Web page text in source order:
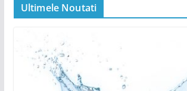
Ultimele Noutati